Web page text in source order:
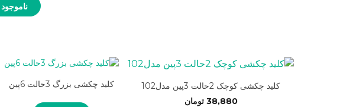
ناموجود
کلید چکشی کوچک 2حالت 3پین مدل102
38,880 تومان
کلید چکشی بزرگ 3حالت 6پین